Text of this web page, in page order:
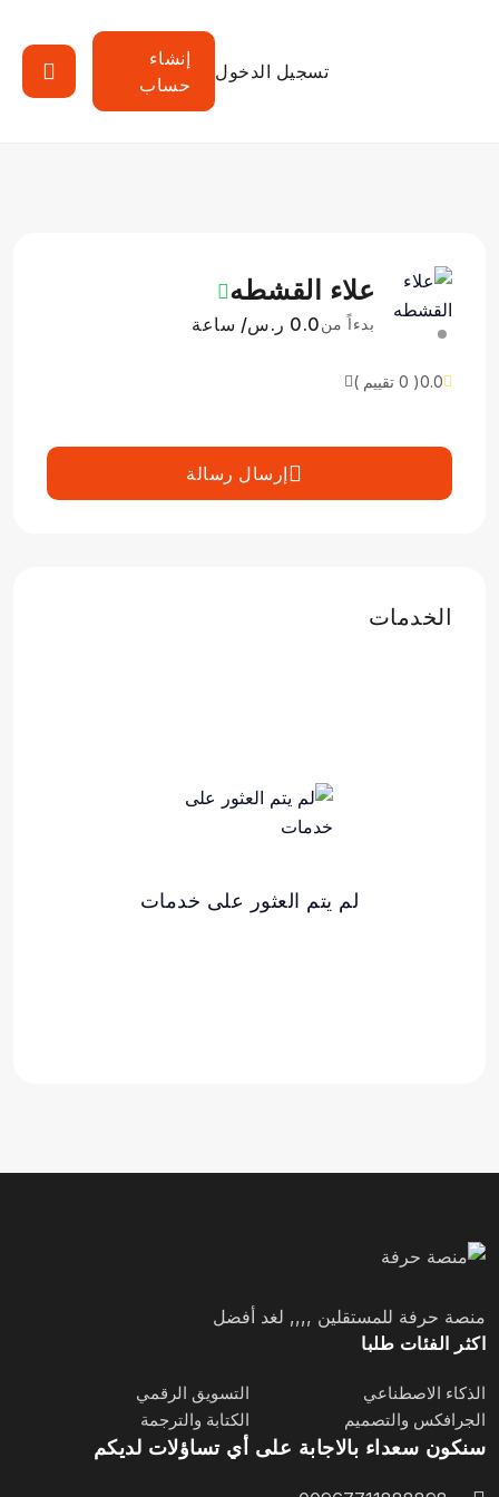
تسجيل الدخول
إنشاء
حساب
علاء القشطه
بدءاً من0.0 ر.س/ ساعة
0.0( 0 تقييم )
إرسال رسالة
الخدمات
لم يتم العثور على خدمات
منصة حرفة للمستقلين ,,,, لغد أفضل
اكثر الفئات طلبا
الذكاء الاصطناعي
التسويق الرقمي
الجرافكس والتصميم
الكتابة والترجمة
سنكون سعداء بالاجابة على أي تساؤلات لديكم